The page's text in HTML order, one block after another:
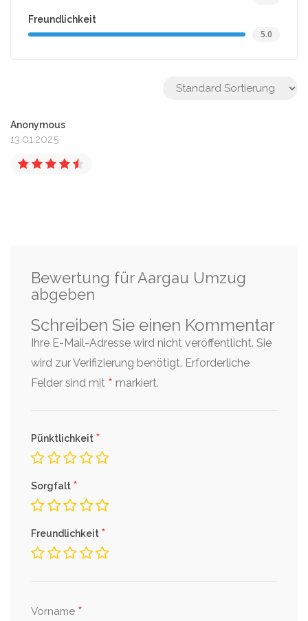
Freundlichkeit
5.0
Anonymous
13.01.2025
Bewertung für Aargau Umzug
abgeben
Schreiben Sie einen Kommentar
Ihre E-Mail-Adresse wird nicht veröffentlicht. Sie
wird zur Verifizierung benötigt. Erforderliche
Felder sind mit * markiert.
Pünktlichkeit *
Sorgfalt *
Freundlichkeit *
Vorname *